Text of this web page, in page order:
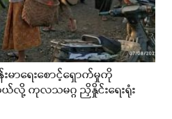
မာရေးစောင့်ရှောက်မှုကို
ကုလသမဂ္ဂ ညှိနှိုင်းရေးရုံး